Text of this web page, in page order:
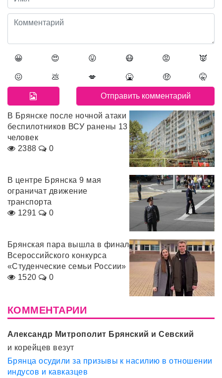
😀 😍 😛 😷 😡 👿
😖 💩 💋 🤮 🤑 🤫
В Брянске после ночной атаки
беспилотников ВСУ ранены 13
человек
2388
0
В центре Брянска 9 мая
ограничат движение
транспорта
1291
0
Брянская пара вышла в финал
Всероссийского конкурса
«Студенческие семьи России»
1520
0
КОММЕНТАРИИ
Александр Митрополит Брянский и Севский
и корейцев везут
Брянца осудили за призывы к насилию в отношении
индусов и кавказцев